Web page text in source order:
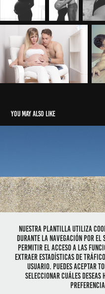
You may also like
Powered
Nuestra plantilla utiliza
durante la navegación por
permitir el acceso a las
extraer estadísticas de
usuario. Puedes aceptar
seleccionar cuáles